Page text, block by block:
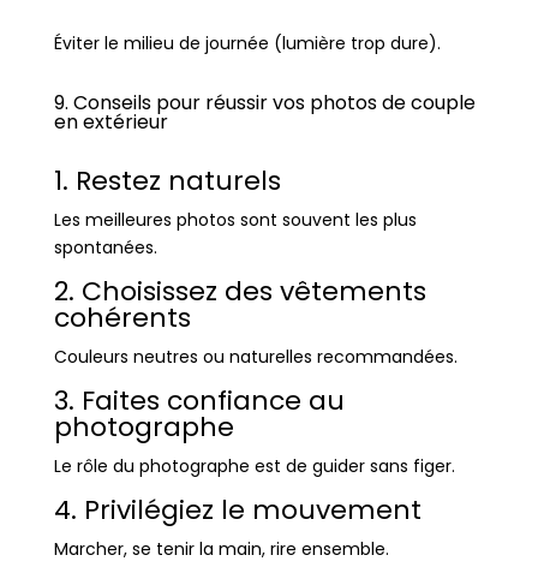
Éviter le milieu de journée (lumière trop dure).
9. Conseils pour réussir vos photos de couple
en extérieur
1. Restez naturels
Les meilleures photos sont souvent les plus
spontanées.
2. Choisissez des vêtements
cohérents
Couleurs neutres ou naturelles recommandées.
3. Faites confiance au
photographe
Le rôle du photographe est de guider sans figer.
4. Privilégiez le mouvement
Marcher, se tenir la main, rire ensemble.